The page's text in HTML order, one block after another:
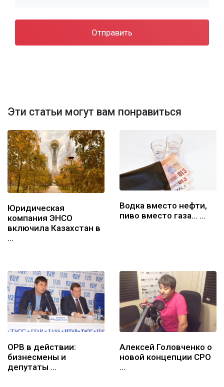
Отправить
Эти статьи могут вам понравиться
Юридическая
компания ЭНСО
включила Казахстан в
…
Водка вместо нефти,
пиво вместо газа... …
ОРВ в действии:
бизнесмены и
депутаты …
Алексей Головченко о
новой концепции СРО
…